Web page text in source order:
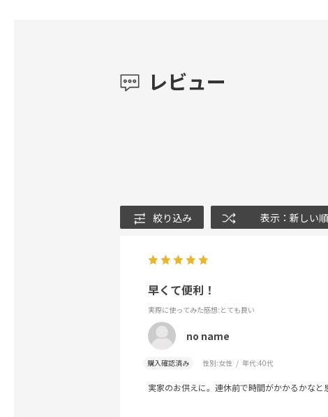
レビュー
絞り込み 表示：新しい順
早くて便利！
実際に使ってみた感想:とても良い
no name
購入確認済み 性別:女性 年代:40代
実家のお供えに。連休前で時間がかかるかなと